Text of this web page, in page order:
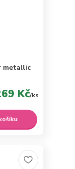
metallic
Kč/ks